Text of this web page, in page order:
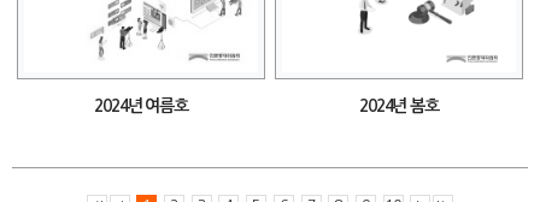
2024년 여름호 2024년 봄호